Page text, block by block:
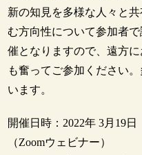
新の知見を多様な人々と
む方向性について参加者
催となりますので、遠方
も奮ってご参加ください
います。
開催日時：2022年 3月19
（Zoomウェビナー）